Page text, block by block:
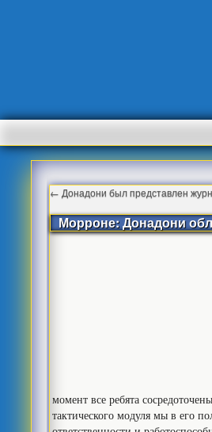
← Донадони был представлен
Морроне: Донадони
момент все ребята
тактического модуля мы в его